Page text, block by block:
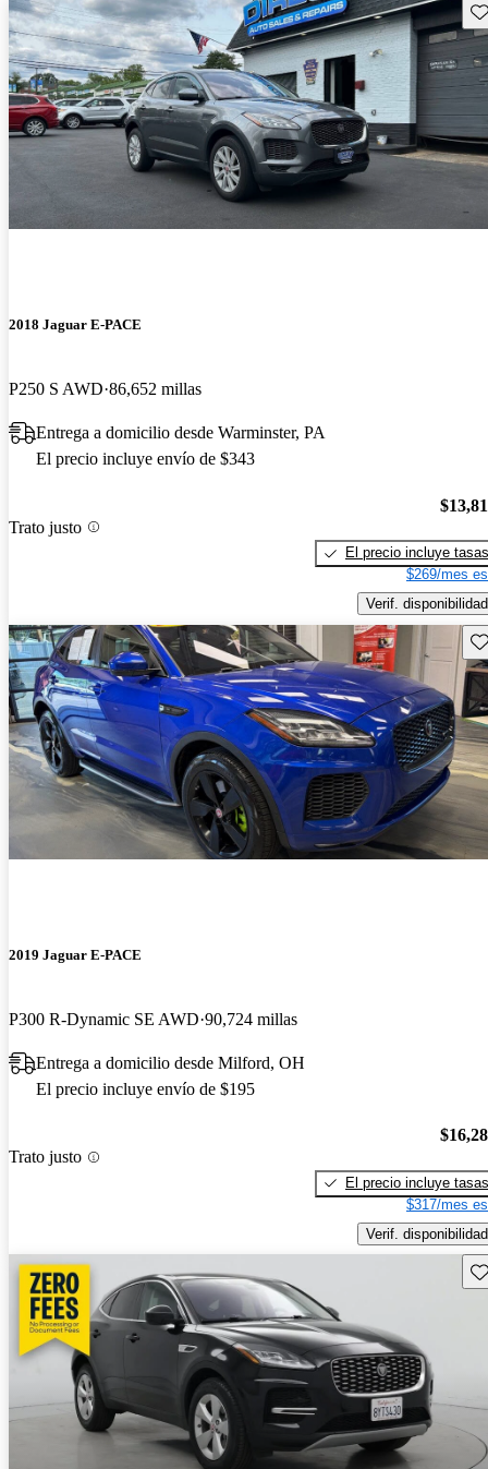
2018 Jaguar E-PACE
P250 S AWD 86,652 millas
Entrega a domicilio desde Warminster, PA
El precio incluye envío de $343
Trato justo
El precio incluye tasas
$269/mes
Verif. disponibilidad
2019 Jaguar E-PACE
P300 R-Dynamic SE AWD 90,724 millas
Entrega a domicilio desde Milford, OH
El precio incluye envío de $195
Trato justo
El precio incluye tasas
$317/mes
Verif. disponibilidad